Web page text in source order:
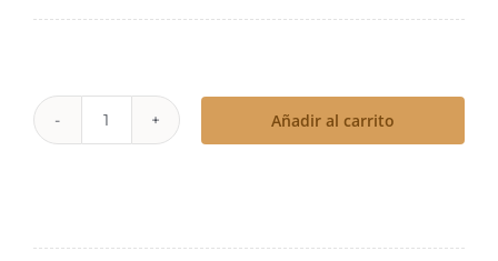
Absoluto
Añadir al carrito